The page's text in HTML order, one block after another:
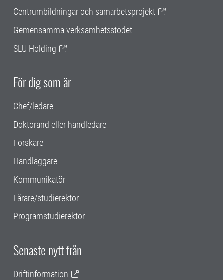
Centrumbildningar och samarbetsprojekt
Gemensamma verksamhetsstödet
SLU Holding
För dig som är
Chef/ledare
Doktorand eller handledare
Forskare
Handläggare
Kommunikatör
Lärare/studierektor
Programstudierektor
Senaste nytt från
Driftinformation